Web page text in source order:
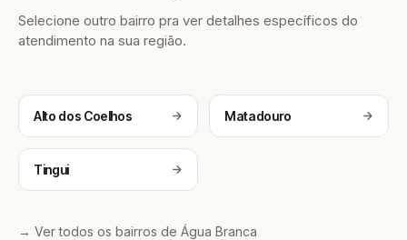
Selecione outro bairro pra ver detalhes específicos do
atendimento na sua região.
Alto dos Coelhos Matadouro
Tingui
→ Ver todos os bairros de Água Branca